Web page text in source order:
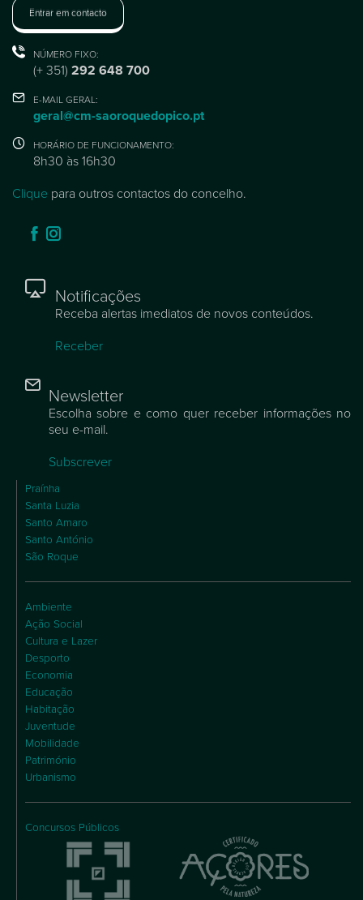
Entrar em contacto
NÚMERO FIXO:
(+ 351) 292 648 700
E-MAIL GERAL:
geral@cm-saoroquedopico.pt
HORÁRIO DE FUNCIONAMENTO:
8h30 às 16h30
Clique para outros contactos do concelho.
Notificações
Receba alertas imediatos de novos conteúdos.
Receber
Newsletter
Escolha sobre e como quer receber informações no
seu e-mail.
Subscrever
Praínha
Santa Luzia
Santo Amaro
Santo António
São Roque
Ambiente
Ação Social
Cultura e Lazer
Desporto
Economia
Educação
Habitação
Juventude
Mobilidade
Património
Urbanismo
Concursos Públicos